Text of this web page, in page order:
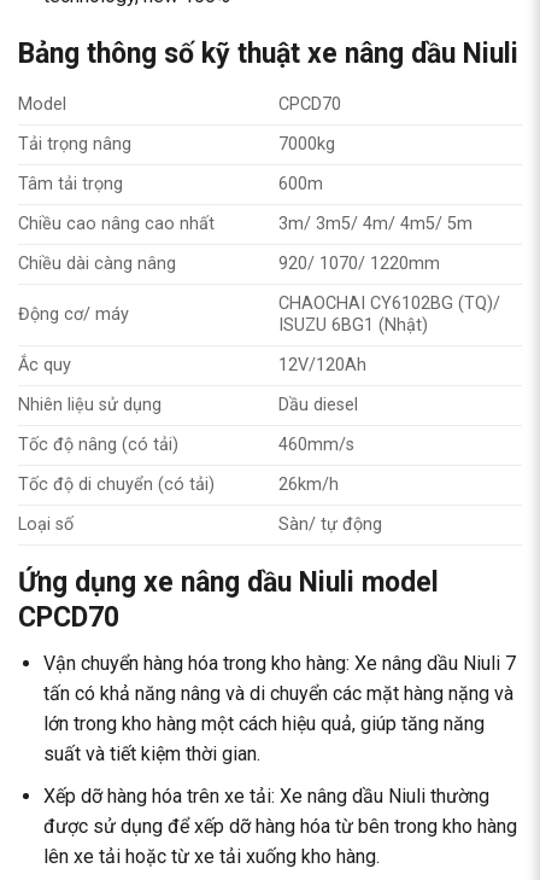
Bảng thông số kỹ thuật xe nâng dầu Niuli
Model
CPCD70
Tải trọng nâng
7000kg
Tâm tải trọng
600m
Chiều cao nâng cao nhất
3m/ 3m5/ 4m/ 4m5/ 5m
Chiều dài càng nâng
920/ 1070/ 1220mm
Động cơ/ máy
CHAOCHAI CY6102BG (TQ)/
ISUZU 6BG1 (Nhật)
Ắc quy
12V/120Ah
Nhiên liệu sử dụng
Dầu diesel
Tốc độ nâng (có tải)
460mm/s
Tốc độ di chuyển (có tải)
26km/h
Loại số
Sàn/ tự động
Ứng dụng xe nâng dầu Niuli model
CPCD70
Vận chuyển hàng hóa trong kho hàng: Xe nâng dầu Niuli 7
tấn có khả năng nâng và di chuyển các mặt hàng nặng và
lớn trong kho hàng một cách hiệu quả, giúp tăng năng
suất và tiết kiệm thời gian.
Xếp dỡ hàng hóa trên xe tải: Xe nâng dầu Niuli thường
được sử dụng để xếp dỡ hàng hóa từ bên trong kho hàng
lên xe tải hoặc từ xe tải xuống kho hàng.